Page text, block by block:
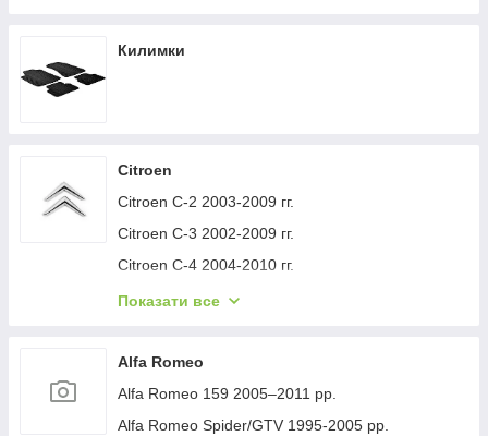
Килимки
Citroen
Citroen C-2 2003-2009 гг.
Citroen C-3 2002-2009 гг.
Citroen C-4 2004-2010 гг.
Citroen C-1 2005-2014 гг.
Citroen C-4 Picasso 2006-2013 гг.
Citroen Nemo 2007-2017 гг.
Citroen Berlingo 1996-2008 гг.
Показати все
Alfa Romeo
Alfa Romeo 159 2005–2011 рр.
Alfa Romeo Spider/GTV 1995-2005 рр.